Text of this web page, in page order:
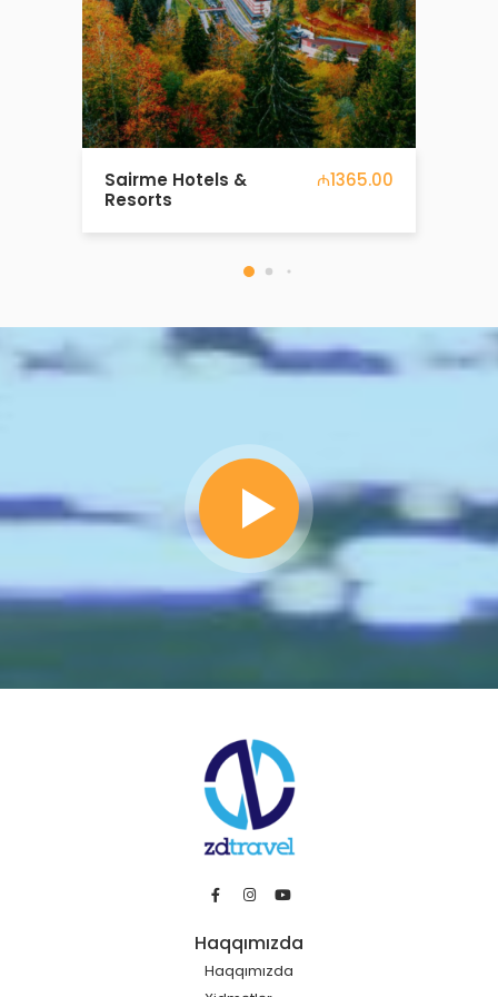
Avropa Ətrafında 7
gün
₼1081.00
Haqqımızda
Haqqımızda